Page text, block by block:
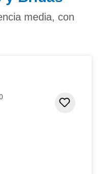
media, con